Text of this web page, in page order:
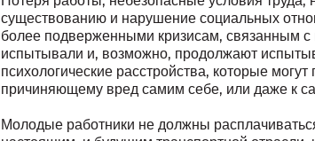
существованию и нарушение социальных
более подверженными кризисам, связанным
испытывали и, возможно, продолжают
психологические расстройства, которые
причиняющему вред самим себе, или даже к
Молодые работники не должны